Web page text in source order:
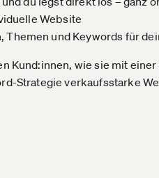
Website
Themen und Keywords für
Kund:innen, wie sie mit
Strategie verkaufsstarke